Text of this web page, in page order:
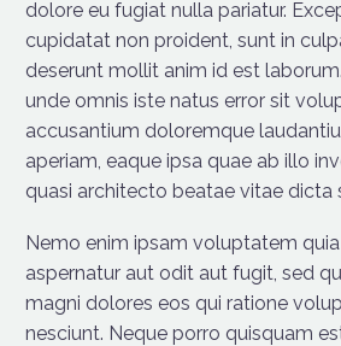
dolore eu fugiat nulla pariatur.
cupidatat non proident, sunt in
deserunt mollit anim id est
unde omnis iste natus error sit
accusantium doloremque
aperiam, eaque ipsa quae ab illo
quasi architecto beatae vitae dicta
Nemo enim ipsam voluptatem
aspernatur aut odit aut fugit, sed
magni dolores eos qui ratione
nesciunt. Neque porro quisquam